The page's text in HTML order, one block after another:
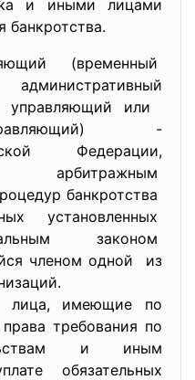
и иными лицами
банкротства.
(временный
управляющий или
-
Федерации,
банкротства
установленных
законом
членом одной из
лица, имеющие по
требования по
и иным
обязательных